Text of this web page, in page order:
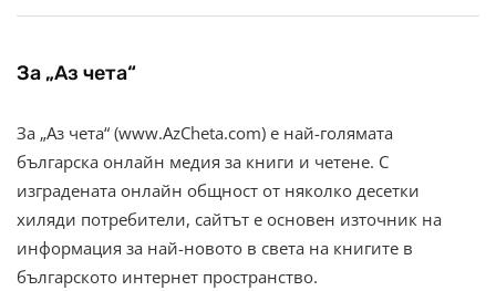
За „Аз чета“
За „Аз чета“ (www.AzCheta.com) е най-голямата
българска онлайн медия за книги и четене. С
изградената онлайн общност от няколко десетки
хиляди потребители, сайтът е основен източник на
информация за най-новото в света на книгите в
българското интернет пространство.